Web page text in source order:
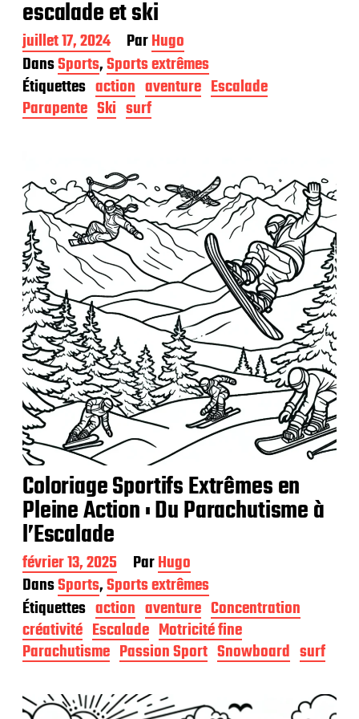
escalade et ski
D
a
t
e
d
e
l
i
c
a
t
i
o
n
juillet 17, 2024 ParHugo
DansSports,Sports extrêmes
Étiquettes action aventure Escalade
Parapente Ski surf
Coloriage Sportifs Extrêmes en
Pleine Action : Du Parachutisme à
l’Escalade
D
a
t
e
d
e
p
b
l
février 13, 2025 ParHugo
DansSports,Sports extrêmes
Étiquettes action aventure Concentration
créativité Escalade Motricité fine
Parachutisme Passion Sport Snowboard surf